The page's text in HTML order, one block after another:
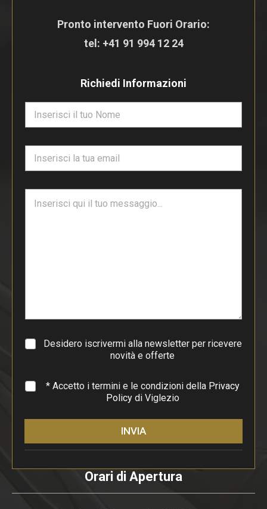
Pronto intervento Fuori Orario:
tel: +41 91 994 12 24
Richiedi Informazioni
m
a
g
a
f
Desidero iscrivermi alla newsletter per ricevere
novità e offerte
* * Accetto i termini e le condizioni della Privacy
Policydi Viglezio
INVIA
Orari di Apertura